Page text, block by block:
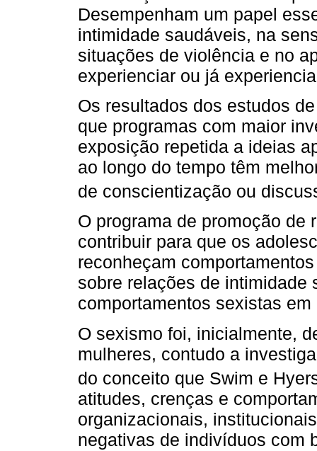
Desempenham um papel
intimidade saudáveis, na
situações de violência e no
experienciar ou já
Os resultados dos estudos
que programas com maior
exposição repetida a ideias
ao longo do tempo têm
de conscientização ou
O programa de promoção
contribuir para que os
reconheçam
sobre relações de intimidade
comportamentos sexistas
O sexismo foi, inicialmente,
mulheres, contudo a
do conceito que Swim e
atitudes, crenças e
organizacionais,
negativas de indivíduos com